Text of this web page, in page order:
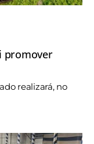
promover
realizará, no